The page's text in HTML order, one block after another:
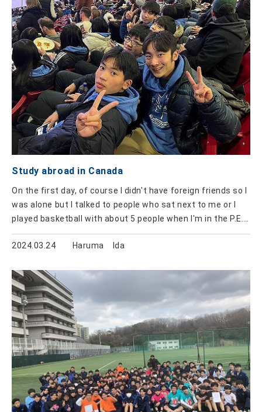
ました。そこではクラスの違うあまり普段喋ら
Study abroad in Canada
On the first day, of course I didn't have foreign friends so I
was alone but I talked to people who sat next to me or I
played basketball with about 5 people when I'm in the P.E.
class something like that, I’ve made a lot of friends so
2024.03.24
Haruma Ida